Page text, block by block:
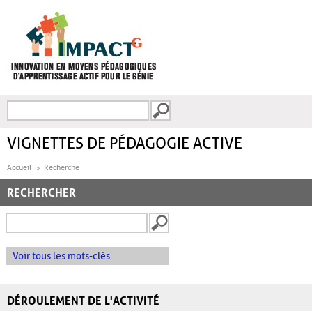
FORMULAIRE DE
VIGNETTES DE PÉDAGOGIE ACTIVE
Accueil Recherche
RECHERCHER
Voir tous les mots-clés
DÉROULEMENT DE L'ACTIVITÉ